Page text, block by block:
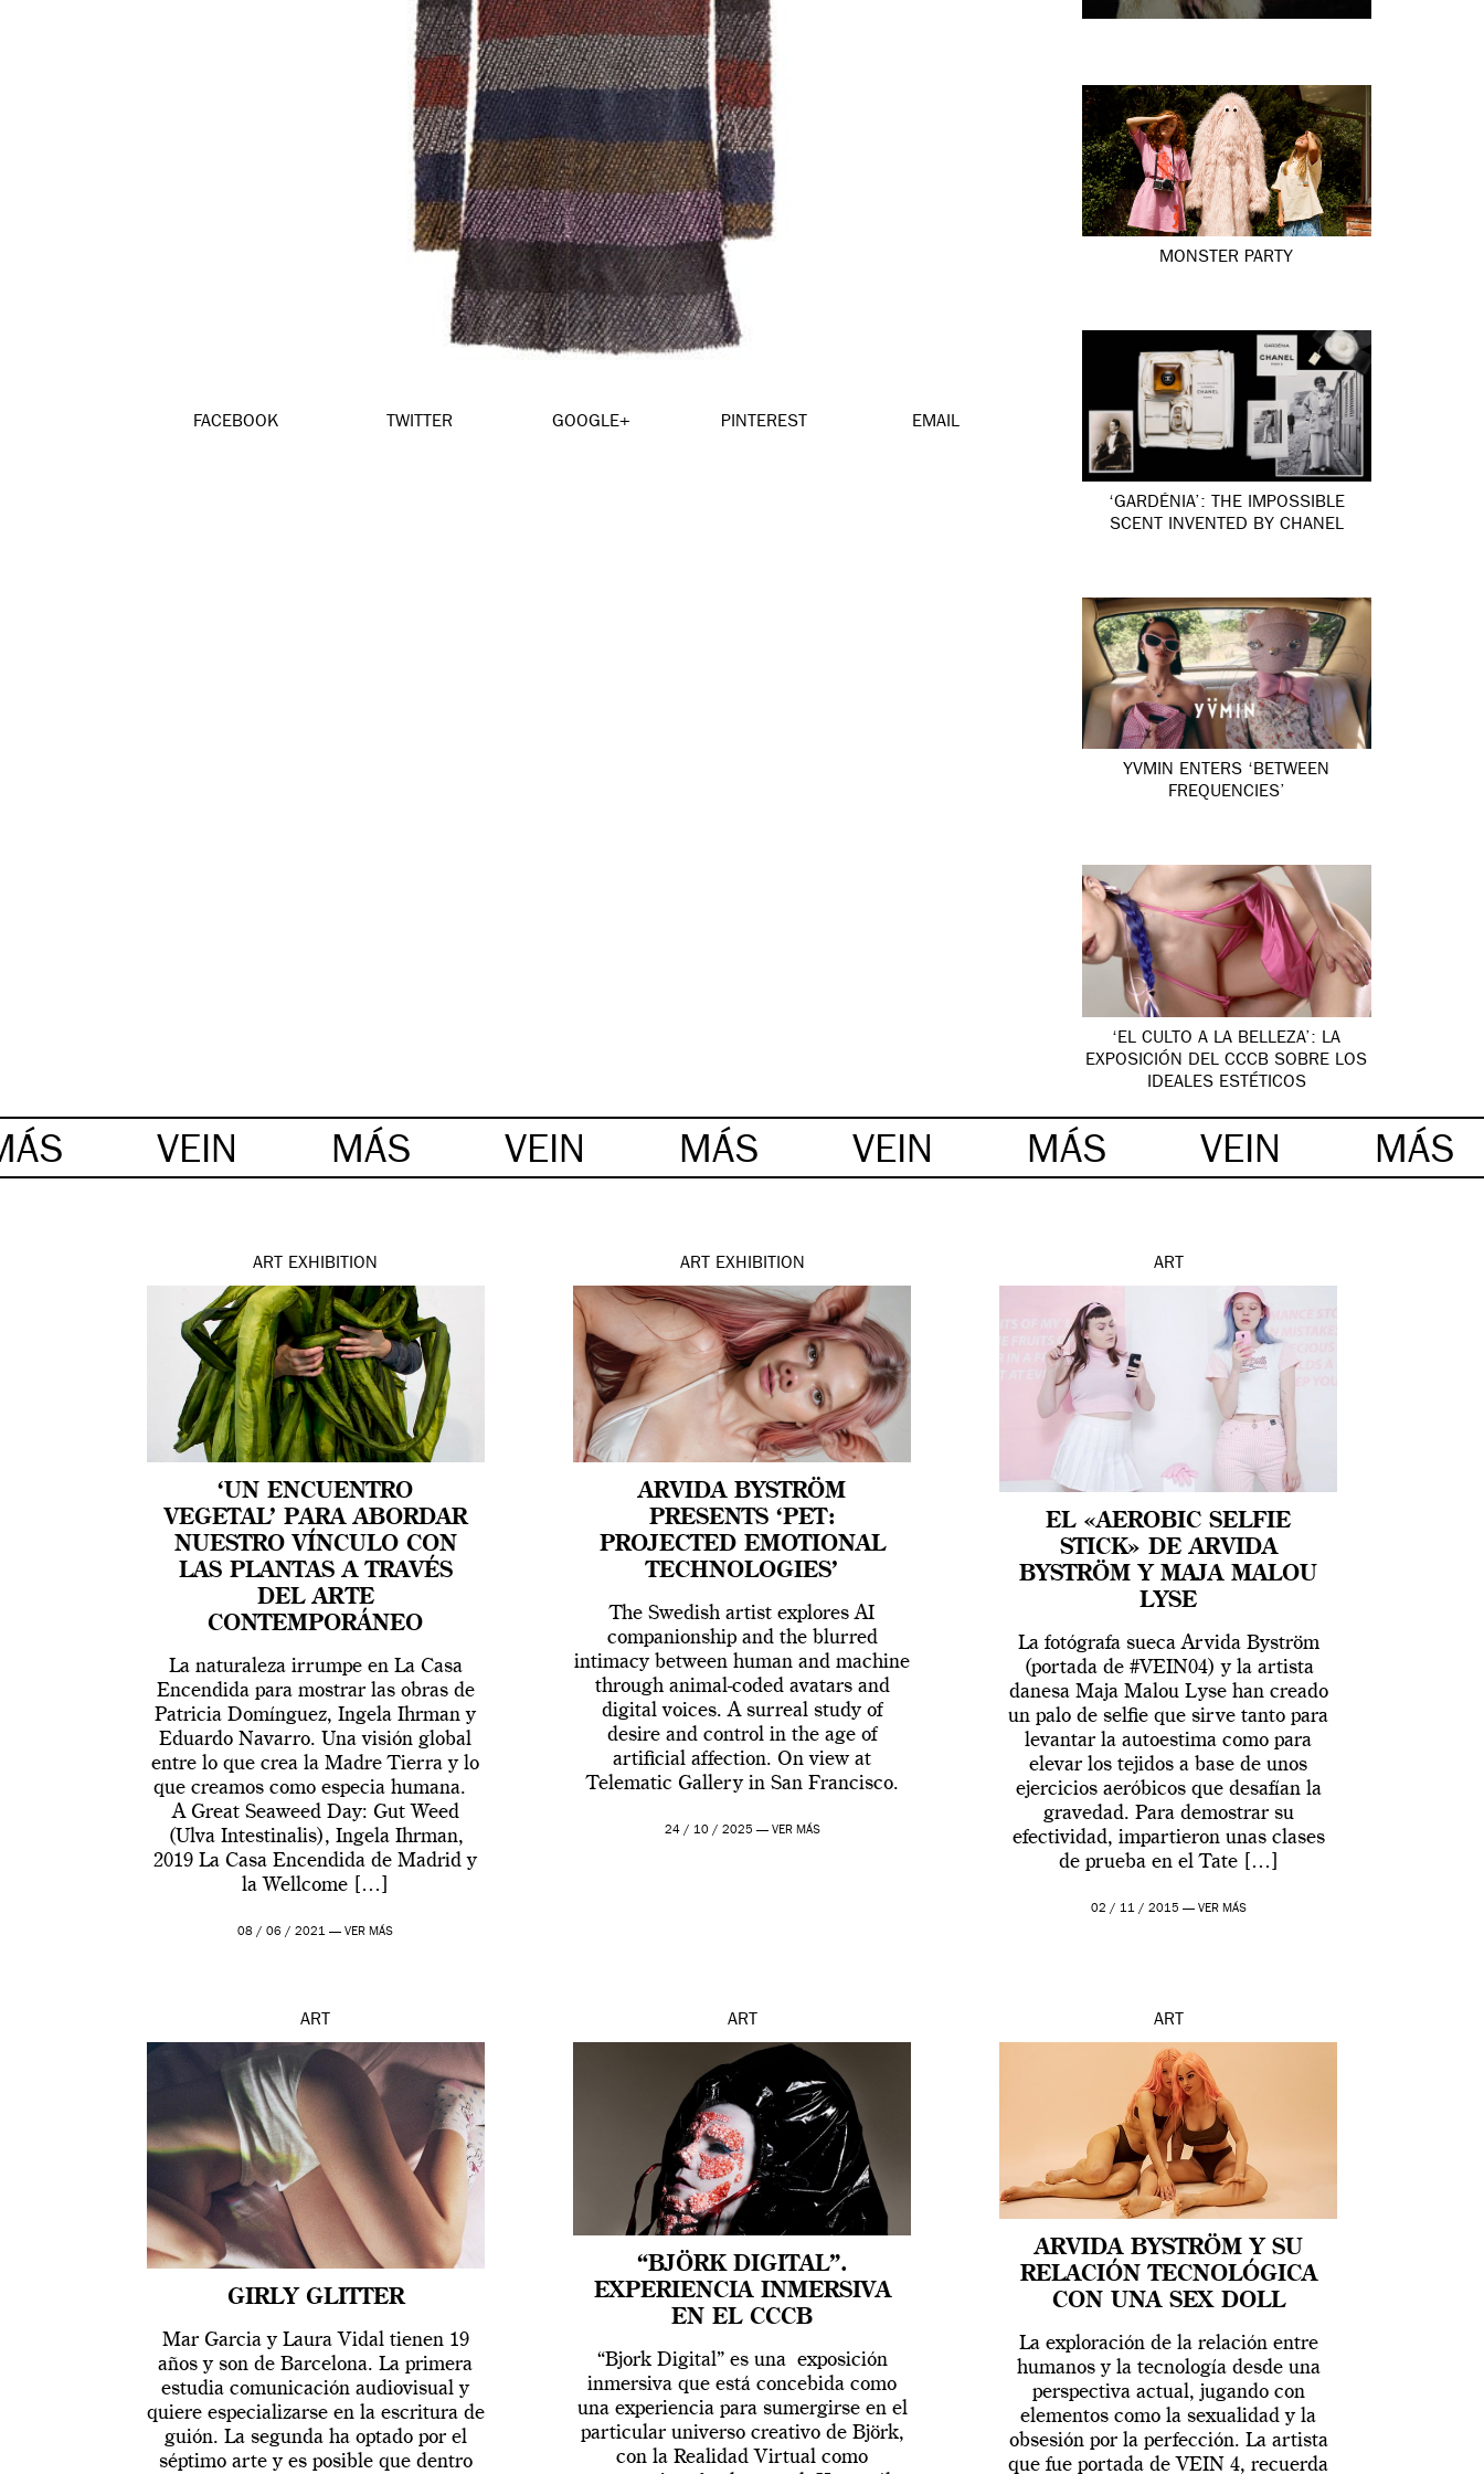
FACEBOOK TWITTER GOOGLE+ PINTEREST EMAIL
MONSTER PARTY
‘GARDÉNIA’: THE IMPOSSIBLE
SCENT INVENTED BY CHANEL
YVMIN ENTERS ‘BETWEEN
FREQUENCIES’
‘EL CULTO A LA BELLEZA’: LA
EXPOSICIÓN DEL CCCB SOBRE LOS
IDEALES ESTÉTICOS
VEIN MÁS VEIN MÁS VEIN MÁS VEIN MÁS
ART EXHIBITION
‘UN ENCUENTRO
VEGETAL’ PARA ABORDAR
NUESTRO VÍNCULO CON
LAS PLANTAS A TRAVÉS
DEL ARTE
CONTEMPORÁNEO
La naturaleza irrumpe en La Casa
Encendida para mostrar las obras de
Patricia Domínguez, Ingela Ihrman y
Eduardo Navarro. Una visión global
entre lo que crea la Madre Tierra y lo
que creamos como especia humana.
A Great Seaweed Day: Gut Weed
(Ulva Intestinalis), Ingela Ihrman,
2019 La Casa Encendida de Madrid y
la Wellcome […]
08 / 06 / 2021 —VER MÁS
ART EXHIBITION
ARVIDA BYSTRÖM
PRESENTS ‘PET:
PROJECTED EMOTIONAL
TECHNOLOGIES’
The Swedish artist explores AI
companionship and the blurred
intimacy between human and machine
through animal-coded avatars and
digital voices. A surreal study of
desire and control in the age of
artificial affection. On view at
Telematic Gallery in San Francisco.
24 / 10 / 2025 — VER MÁS
ART
EL «AEROBIC SELFIE
STICK» DE ARVIDA
BYSTRÖM Y MAJA MALOU
LYSE
La fotógrafa sueca Arvida Byström
(portada de #VEIN04) y la artista
danesa Maja Malou Lyse han creado
un palo de selfie que sirve tanto para
levantar la autoestima como para
elevar los tejidos a base de unos
ejercicios aeróbicos que desafían la
gravedad. Para demostrar su
efectividad, impartieron unas clases
de prueba en el Tate […]
02 / 11 / 2015 — VER MÁS
ART
GIRLY GLITTER
Mar Garcia y Laura Vidal tienen 19
años y son de Barcelona. La primera
estudia comunicación audiovisual y
quiere especializarse en la escritura de
guión. La segunda ha optado por el
séptimo arte y es posible que dentro
ART
“BJÖRK DIGITAL”.
EXPERIENCIA INMERSIVA
EN EL CCCB
“Bjork Digital” es una exposición
inmersiva que está concebida como
una experiencia para sumergirse en el
particular universo creativo de Björk,
con la Realidad Virtual como
ART
ARVIDA BYSTRÖM Y SU
RELACIÓN TECNOLÓGICA
CON UNA SEX DOLL
La exploración de la relación entre
humanos y la tecnología desde una
perspectiva actual, jugando con
elementos como la sexualidad y la
obsesión por la perfección. La artista
que fue portada de VEIN 4, recuerda